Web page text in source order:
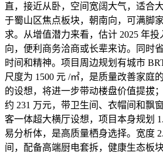
直，接近从卧，空间宽阔大气，适合
于蜀山区焦点板块，朝南向，可满脚
求。从增值潜力来看，估计 2025 年
向，便利商务洽商或长辈来访。同时
时间和精神。项目周边规划有城市
尺度为 1500 元 /㎡，是质量改善家庭
的设想，将进一步带动楼盘价值提拔
约 231 万元，带卫生间、衣帽间和飘
客一体超大横厅设想，项目本身规划
易分析体，是高质量栖身选择。宽度
间，配备高端厨电套拆，健康生态板